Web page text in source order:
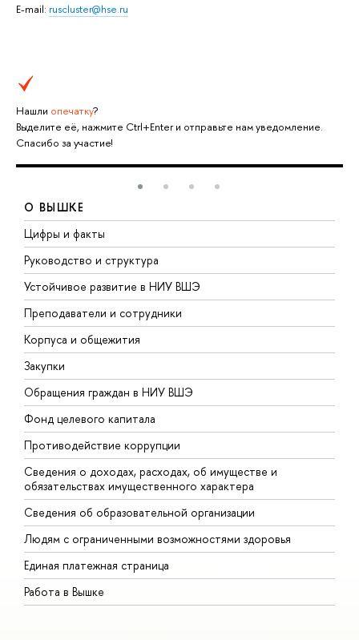
E-mail: ruscluster@hse.ru
Нашли опечатку?
Выделите её, нажмите Ctrl+Enter и отправьте нам уведомление.
Спасибо за участие!
О ВЫШКЕ
Цифры и факты
Руководство и структура
Устойчивое развитие в НИУ ВШЭ
Преподаватели и сотрудники
Корпуса и общежития
Закупки
Обращения граждан в НИУ ВШЭ
Фонд целевого капитала
Противодействие коррупции
Сведения о доходах, расходах, об имуществе и
обязательствах имущественного характера
Сведения об образовательной организации
Людям с ограниченными возможностями здоровья
Единая платежная страница
Работа в Вышке